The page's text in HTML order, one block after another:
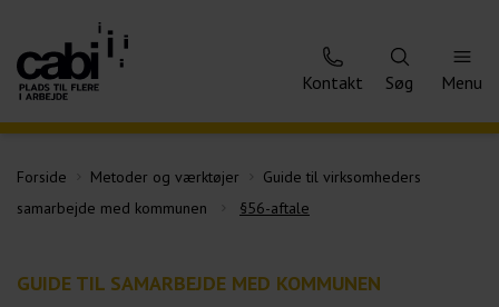
Kontakt Søg Menu
Forside Metoder og værktøjer
Guide til virksomheders
samarbejde med kommunen
§56-aftale
GUIDE TIL SAMARBEJDE MED KOMMUNEN